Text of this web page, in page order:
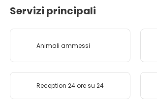
Servizi principali
Animali ammessi
Reception 24 ore su 24